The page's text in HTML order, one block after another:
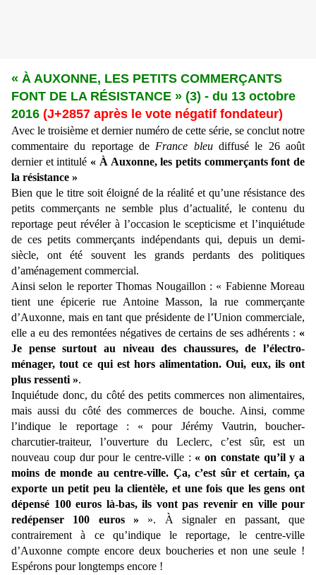
« À AUXONNE, LES PETITS COMMERÇANTS
FONT DE LA RÉSISTANCE » (3) - du 13 octobre
2016 (J+2857 après le vote négatif fondateur)
Avec le troisième et dernier numéro de cette série, se conclut notre
commentaire du reportage de France bleudiffusé le 26 août
dernier et intitulé « À Auxonne, les petits commerçants font de
la résistance »
Bien que le titre soit éloigné de la réalité et qu’une résistance des
petits commerçants ne semble plus d’actualité, le contenu du
reportage peut révéler à l’occasion le scepticisme et l’inquiétude
de ces petits commerçants indépendants qui, depuis un demi-
siècle, ont été souvent les grands perdants des politiques
d’aménagement commercial.
Ainsi selon le reporter Thomas Nougaillon : « Fabienne Moreau
tient une épicerie rue Antoine Masson, la rue commerçante
d’Auxonne, mais en tant que présidente de l’Union commerciale,
elle a eu des remontées négatives de certains de ses adhérents : «
Je pense surtout au niveau des chaussures, de l’électro-
ménager, tout ce qui est hors alimentation. Oui, eux, ils ont
plus ressenti ».
Inquiétude donc, du côté des petits commerces non alimentaires,
mais aussi du côté des commerces de bouche. Ainsi, comme
l’indique le reportage : « pour Jérémy Vautrin, boucher-
charcutier-traiteur, l’ouverture du Leclerc, c’est sûr, est un
nouveau coup dur pour le centre-ville : « on constate qu’il y a
moins de monde au centre-ville. Ça, c’est sûr et certain, ça
exporte un petit peu la clientèle, et une fois que les gens ont
dépensé 100 euros là-bas, ils vont pas revenir en ville pour
redépenser 100 euros » ». À signaler en passant, que
contrairement à ce qu’indique le reportage, le centre-ville
d’Auxonne compte encore deux boucheries et non une seule !
Espérons pour longtemps encore !